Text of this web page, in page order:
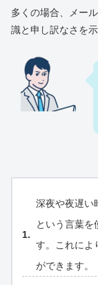
多くの場合、メー
識と申し訳なさを
深夜や夜遅い
という言葉を
す。これによ
ができます。